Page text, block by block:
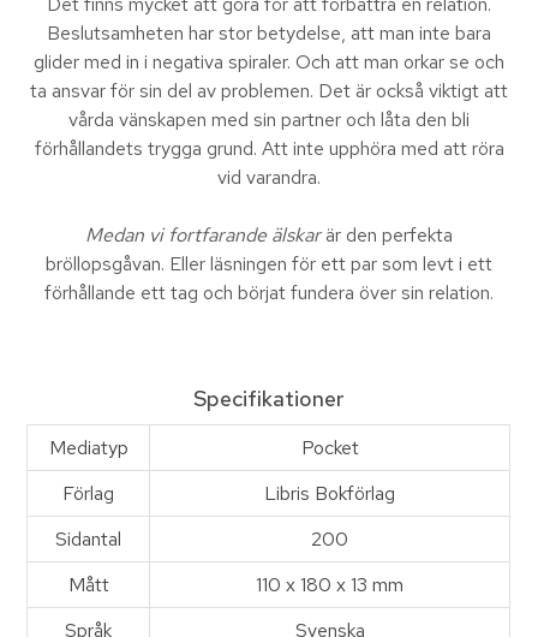
Beslutsamheten har stor betydelse, att man inte bara
glider med in i negativa spiraler. Och att man orkar se och
ta ansvar för sin del av problemen. Det är också viktigt att
vårda vänskapen med sin partner och låta den bli
förhållandets trygga grund. Att inte upphöra med att röra
vid varandra.
Medan vi fortfarande älskarär den perfekta
bröllopsgåvan. Eller läsningen för ett par som levt i ett
förhållande ett tag och börjat fundera över sin relation.
Specifikationer
Mediatyp
Pocket
Förlag
Libris Bokförlag
Sidantal
200
Mått
110 x 180 x 13 mm
Språk
Svenska